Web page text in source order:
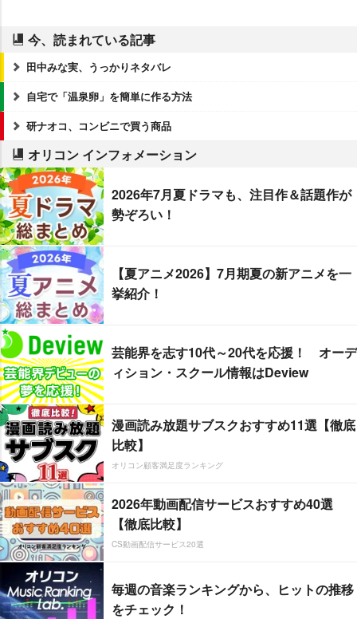
今、読まれている記事
田中みな実、うっかりネタバレ
自宅で「温泉卵」を簡単に作る方法
研ナオコ、コンビニで買う商品
オリコン インフォメーション
2026年7月夏ドラマも、注目作＆話題作が
勢ぞろい！
【夏アニメ2026】7月期夏の新アニメを一
挙紹介！
芸能界を志す10代～20代を応援！ オーデ
ィション・スクール情報はDeview
漫画読み放題サブスクおすすめ11選【徹底
比較】
オリコン顧客満足度ランキング
2026年動画配信サービスおすすめ40選
【徹底比較】
CS動画配信サービス20選
毎週の音楽ランキングから、ヒットの推移
をチェック！